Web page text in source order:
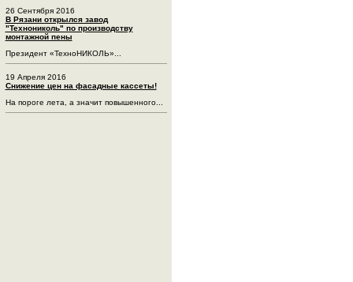
26 Сентября 2016
В Рязани открылся завод
"Технониколь" по производству
монтажной пены
Президент «ТехноНИКОЛЬ»...
19 Апреля 2016
Снижение цен на фасадные кассеты!
На пороге лета, а значит повышенного...